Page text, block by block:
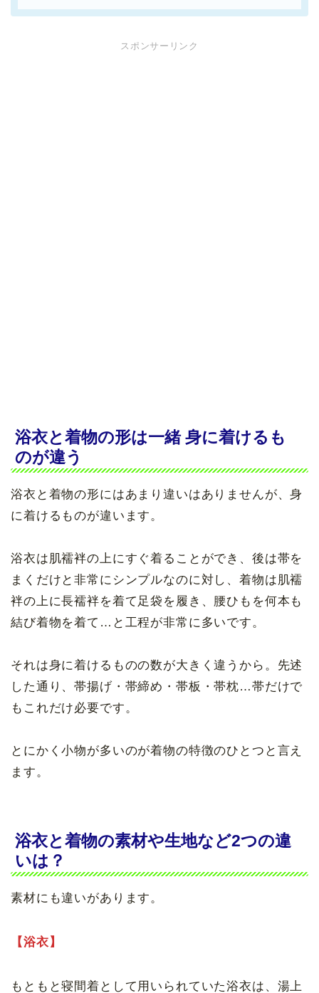
スポンサーリンク
浴衣と着物の形は一緒 身に着けるも
のが違う
浴衣と着物の形にはあまり違いはありませんが、身
に着けるものが違います。
浴衣は肌襦袢の上にすぐ着ることができ、後は帯を
まくだけと非常にシンプルなのに対し、着物は肌襦
袢の上に長襦袢を着て足袋を履き、腰ひもを何本も
結び着物を着て…と工程が非常に多いです。
それは身に着けるものの数が大きく違うから。先述
した通り、帯揚げ・帯締め・帯板・帯枕…帯だけで
もこれだけ必要です。
とにかく小物が多いのが着物の特徴のひとつと言え
ます。
浴衣と着物の素材や生地など2つの違
いは？
素材にも違いがあります。
【浴衣】
もともと寝間着として用いられていた浴衣は、湯上